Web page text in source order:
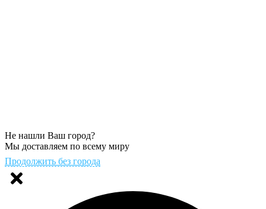
Не нашли Ваш город?
Мы доставляем по всему миру
Продолжить без города